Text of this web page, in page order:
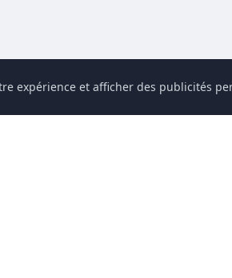
expérience et afficher des publicités